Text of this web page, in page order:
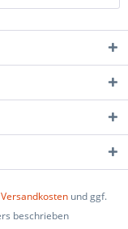
Versandkosten und ggf.
beschrieben